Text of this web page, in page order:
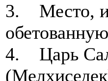
3. Место,
4. Царь